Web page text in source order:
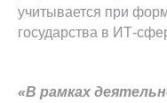
учитывается при
государства в ИТ-
«В рамках